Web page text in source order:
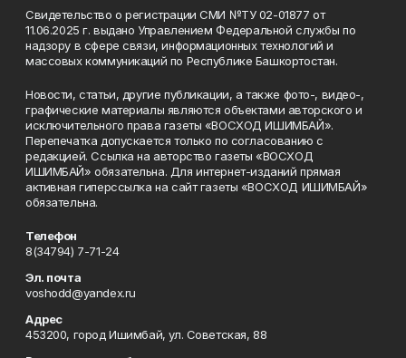
Свидетельство о регистрации СМИ №ТУ 02-01877 от
11.06.2025 г. выдано Управлением Федеральной службы по
надзору в сфере связи, информационных технологий и
массовых коммуникаций по Республике Башкортостан.
Новости, статьи, другие публикации, а также фото-, видео-,
графические материалы являются объектами авторского и
исключительного права газеты «ВОСХОД ИШИМБАЙ».
Перепечатка допускается только по согласованию с
редакцией. Ссылка на авторство газеты «ВОСХОД
ИШИМБАЙ» обязательна. Для интернет-изданий прямая
активная гиперссылка на сайт газеты «ВОСХОД ИШИМБАЙ»
обязательна.
Телефон
8(34794) 7-71-24
Эл. почта
voshodd@yandex.ru
Адрес
453200, город Ишимбай, ул. Советская, 88